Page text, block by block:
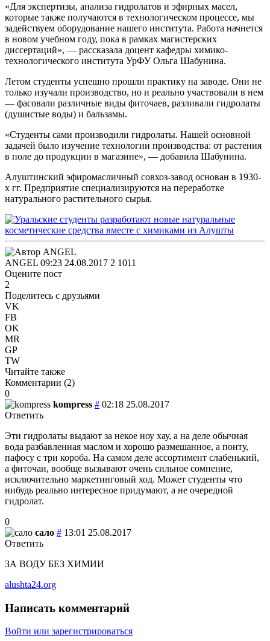
«Для экспертизы, анализа гидролатов и эфирных масел,
которые также получаются в технологическом процессе, мы
задействуем оборудование нашего института. Работа начнется
в новом учебном году, пока в рамках магистерских
диссертаций», — рассказала доцент кафедры химико-
технологического института УрФУ Ольга Шабунина.
Летом студенты успешно прошли практику на заводе. Они не
только изучали производство, но и реально участвовали в нем
— фасовали различные виды фиточаев, разливали гидролаты
(душистые воды) и бальзамы.
«Студенты сами производили гидролаты. Нашей основной
задачей было изучение технологии производства: от растения
в поле до продукции в магазине», — добавила Шабунина.
Алуштинский эфиромасличный совхоз-завод основан в 1930-
х гг. Предприятие специализируются на переработке
натурального растительного сырья.
ANGEL 09:23 24.08.2017 2 1011
Оцените пост
2
Поделитесь с друзьями
VK
FB
OK
MR
GP
TW
Читайте также
Комментарии (2)
0
kompress # 02:18 25.08.2017
Ответить
Эти гидролаты выдают за некое ноу хау, а на деле обычная
вода разбавленная маслом и хорошо размешанное, а понту,
пафосу с три короба. На самом деле ассортимент слабенький,
а фиточаи, вообще вызывают очень сильное сомнение,
исключительно маркетинговый ход. Может студенты что
нибудь реально интересное придумают, а не очередной
гидролат.
0
сало # 13:01 25.08.2017
Ответить
ЗА ВОДУ БЕЗ ХИМИИ
alushta24.org
Написать комментарий
Войти или зарегистрироваться